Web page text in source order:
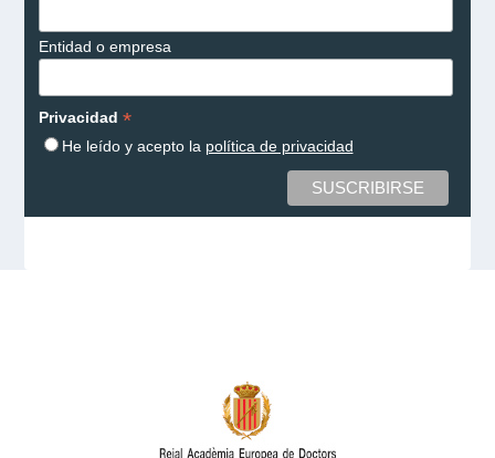
Entidad o empresa
Privacidad *
He leído y acepto la política de privacidad